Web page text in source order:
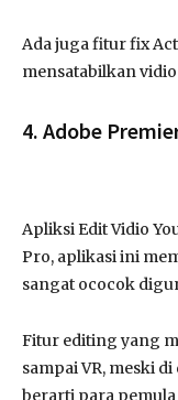
Ada juga fitur fix
mensatabilkan
4. Adobe
Apliksi Edit Vidio
Pro, aplikasi ini
sangat ococok
Fitur editing yang
sampai VR, meski